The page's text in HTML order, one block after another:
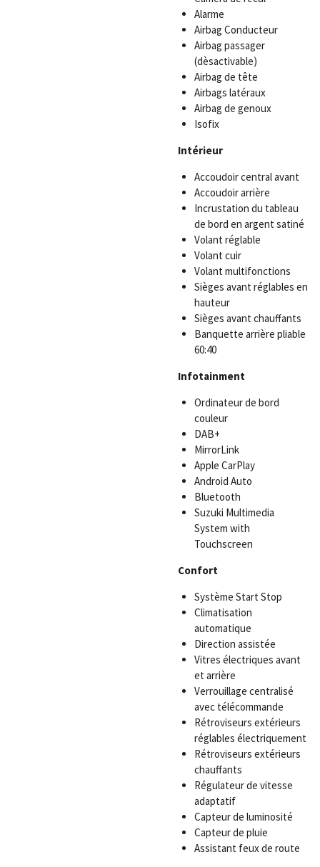
Alarme
Airbag Conducteur
Airbag passager
(dèsactivable)
Airbag de tête
Airbags latéraux
Airbag de genoux
Isofix
Intérieur
Accoudoir central avant
Accoudoir arrière
Incrustation du tableau
de bord en argent satiné
Volant réglable
Volant cuir
Volant multifonctions
Sièges avant réglables en
hauteur
Sièges avant chauffants
Banquette arrière pliable
60:40
Infotainment
Ordinateur de bord
couleur
DAB+
MirrorLink
Apple CarPlay
Android Auto
Bluetooth
Suzuki Multimedia
System with
Touchscreen
Confort
Système Start Stop
Climatisation
automatique
Direction assistée
Vitres électriques avant
et arrière
Verrouillage centralisé
avec télécommande
Rétroviseurs extérieurs
réglables électriquement
Rétroviseurs extérieurs
chauffants
Régulateur de vitesse
adaptatif
Capteur de luminosité
Capteur de pluie
Assistant feux de route